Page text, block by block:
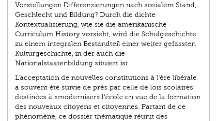
Vorstellungen Differenzierungen nach sozialem Stand,
Geschlecht und Bildung? Durch die dichte
Kontextualisierung, wie sie die amerikanische
Curriculum History vorsieht, wird die Schulgeschichte
zu einem integralen Bestandteil einer weiter gefassten
Kulturgeschichte, in der auch die
Nationalstaatenbildung situiert ist.
L’acceptation de nouvelles constitutions à l’ère libérale
a souvent été suivie de près par celle de lois scolaires
destinées à «moderniser» l’école en vue de la formation
des nouveaux citoyens et citoyennes. Partant de ce
phénomène, ce dossier thématique réunit des